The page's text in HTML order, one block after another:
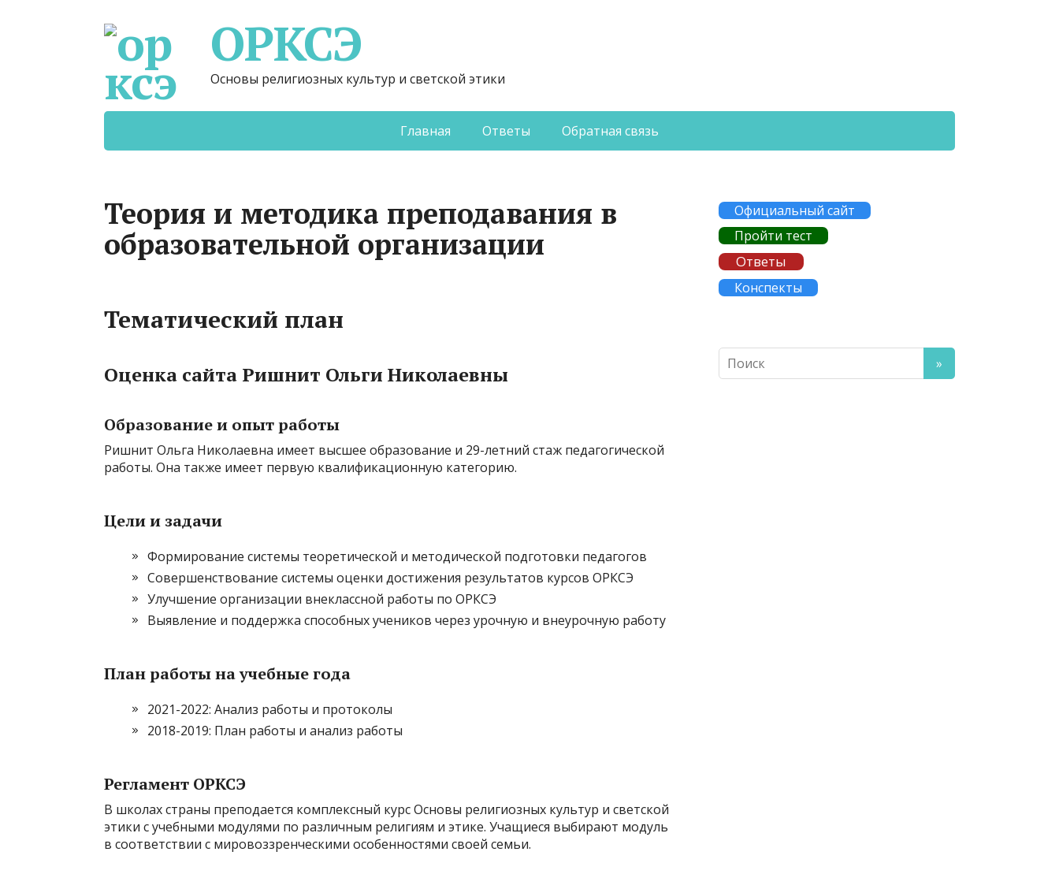
ОРКСЭ
Основы религиозных культур и светской этики
Главная Ответы Обратная связь
Теория и методика преподавания в
образовательной организации
Тематический план
Оценка сайта Ришнит Ольги Николаевны
Образование и опыт работы
Ришнит Ольга Николаевна имеет высшее образование и 29-летний стаж педагогической
работы. Она также имеет первую квалификационную категорию.
Цели и задачи
Формирование системы теоретической и методической подготовки педагогов
Совершенствование системы оценки достижения результатов курсов ОРКСЭ
Улучшение организации внеклассной работы по ОРКСЭ
Выявление и поддержка способных учеников через урочную и внеурочную работу
План работы на учебные года
2021-2022: Анализ работы и протоколы
2018-2019: План работы и анализ работы
Регламент ОРКСЭ
В школах страны преподается комплексный курс Основы религиозных культур и светской
этики с учебными модулями по различным религиям и этике. Учащиеся выбирают модуль
в соответствии с мировоззренческими особенностями своей семьи.
Официальный сайт
Пройти тест
Ответы
Конспекты